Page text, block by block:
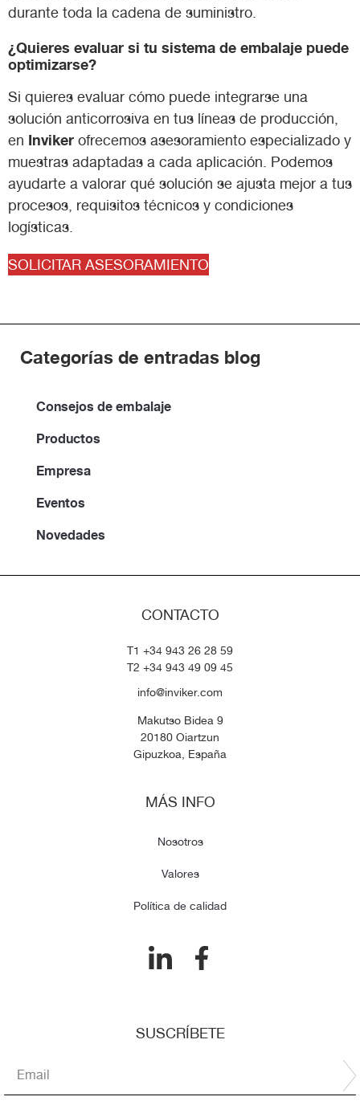
durante toda la cadena de suministro.
¿Quieres evaluar si tu sistema de embalaje puede
optimizarse?
Si quieres evaluar cómo puede integrarse una
solución anticorrosiva en tus líneas de producción,
en Inviker ofrecemos asesoramiento especializado y
muestras adaptadas a cada aplicación. Podemos
ayudarte a valorar qué solución se ajusta mejor a tus
procesos, requisitos técnicos y condiciones
logísticas.
SOLICITAR ASESORAMIENTO
Categorías de entradas blog
Consejos de embalaje
Productos
Empresa
Eventos
Novedades
CONTACTO
T1 +34 943 26 28 59
T2 +34 943 49 09 45
info@inviker.com
Makutso Bidea 9
20180 Oiartzun
Gipuzkoa, España
MÁS INFO
Nosotros
Valores
Política de calidad
SUSCRÍBETE